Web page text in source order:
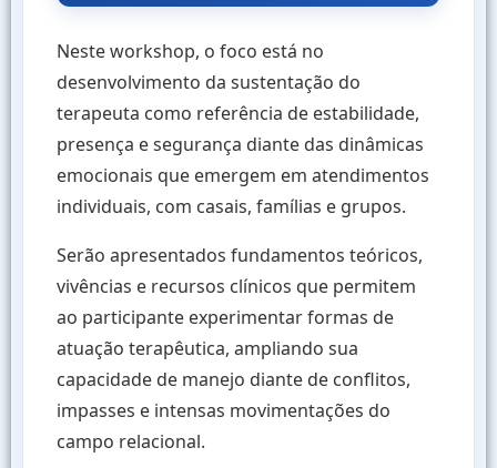
Neste workshop, o foco está no
desenvolvimento da sustentação do
terapeuta como referência de estabilidade,
presença e segurança diante das dinâmicas
emocionais que emergem em atendimentos
individuais, com casais, famílias e grupos.
Serão apresentados fundamentos teóricos,
vivências e recursos clínicos que permitem
ao participante experimentar formas de
atuação terapêutica, ampliando sua
capacidade de manejo diante de conflitos,
impasses e intensas movimentações do
campo relacional.